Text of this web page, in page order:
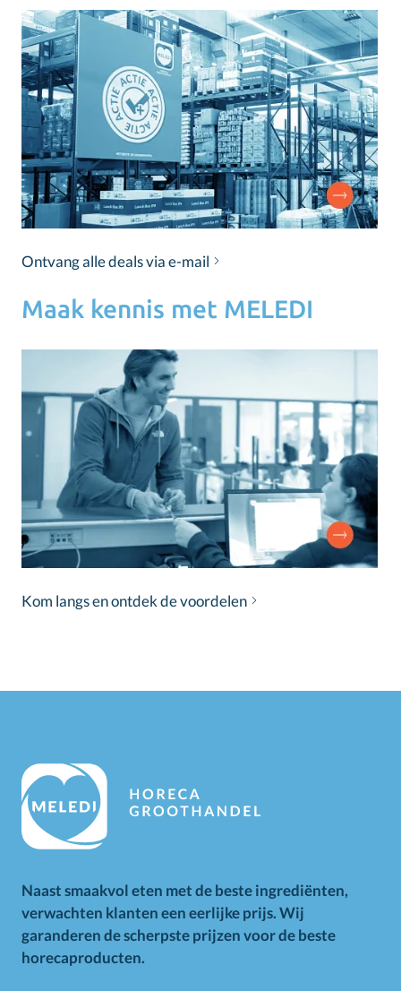
Ontvang alle deals via e-mail
Maak kennis met MELEDI
Kom langs en ontdek de voordelen
Naast smaakvol eten met de beste ingrediënten,
verwachten klanten een eerlijke prijs. Wij
garanderen de scherpste prijzen voor de beste
horecaproducten.